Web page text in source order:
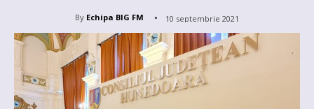
By Echipa BIG FM 10 septembrie 2021